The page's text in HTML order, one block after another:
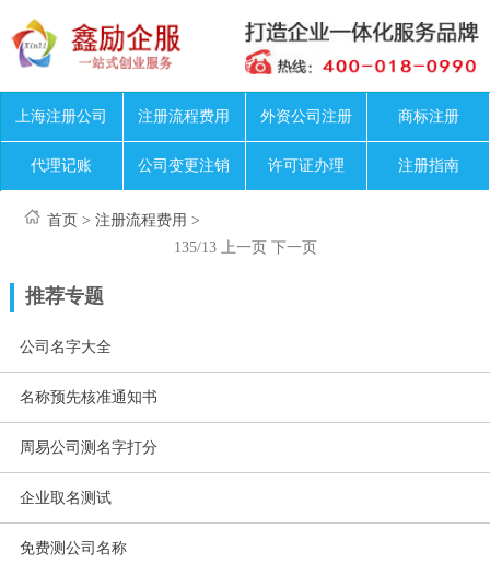
上海注册公司 注册流程费用 外资公司注册 商标注册
代理记账 公司变更注销 许可证办理 注册指南
首页 >注册流程费用 >
135/13
上一页 下一页
推荐专题
公司名字大全
名称预先核准通知书
周易公司测名字打分
企业取名测试
免费测公司名称